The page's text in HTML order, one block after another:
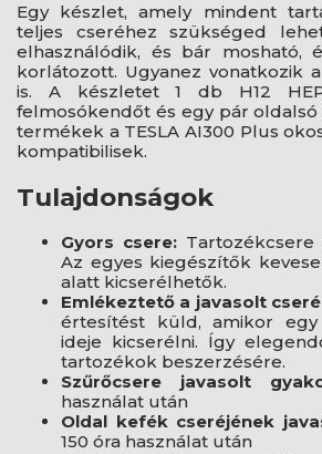
Egy készlet, amely mindent
teljes cseréhez szükséged
elhasználódik, és bár mosható,
korlátozott. Ugyanez vonatkozik
is. A készletet 1 db H12
felmosókendőt és egy pár
termékek a TESLA AI300 Plus
kompatibilisek.
Tulajdonságok
Gyors csere:
Az egyes kiegészítők
alatt kicserélhetők.
Emlékeztető a javasolt
értesítést küld, amikor
ideje kicserélni. Így
tartozékok beszerzésére.
Szűrőcsere javasolt
használat után
Oldal kefék cseréjének
150 óra használat után